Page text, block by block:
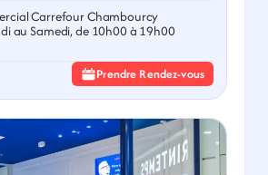
Carrefour Chambourcy
au Samedi, de 10h00 à 19h00
Prendre Rendez-vous